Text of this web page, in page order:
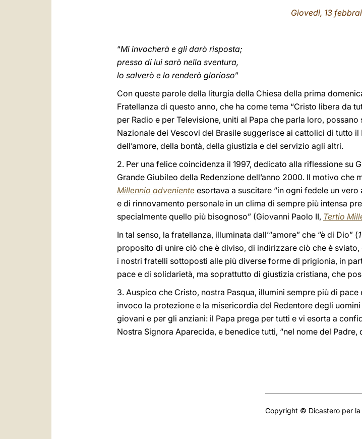
Giovedì, 13
“Mi invocherà e gli darò risposta;
presso di lui sarò nella sventura,
lo salverò e lo renderò glorioso”
Con queste parole della liturgia della Chiesa della prima
Fratellanza di questo anno, che ha come tema “Cristo libera da
per Radio e per Televisione, uniti al Papa che parla loro,
Nazionale dei Vescovi del Brasile suggerisce ai cattolici di tutto
dell’amore, della bontà, della giustizia e del servizio agli altri.
2. Per una felice coincidenza il 1997, dedicato alla riflessione su
Grande Giubileo della Redenzione dell’anno 2000. Il motivo che
Millennio adveniente esortava a suscitare “in ogni fedele un
e di rinnovamento personale in un clima di sempre più intensa
specialmente quello più bisognoso” (Giovanni Paolo II, Tertio
In tal senso, la fratellanza, illuminata dall’“amore” che “è di Dio” (
proposito di unire ciò che è diviso, di indirizzare ciò che è
i nostri fratelli sottoposti alle più diverse forme di prigionia, in
pace e di solidarietà, ma soprattutto di giustizia cristiana, che
3. Auspico che Cristo, nostra Pasqua, illumini sempre più di
invoco la protezione e la misericordia del Redentore degli
giovani e per gli anziani: il Papa prega per tutti e vi esorta a
Nostra Signora Aparecida, e benedice tutti, “nel nome del Padre,
Copyright © Dicastero per la